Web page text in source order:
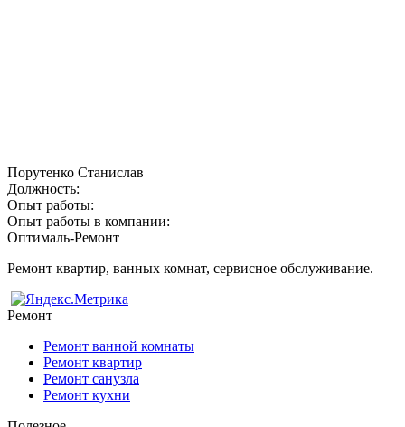
Порутенко Станислав
Должность:
Опыт работы:
Опыт работы в компании:
Оптималь-Ремонт
Ремонт квартир, ванных комнат, сервисное обслуживание.
Ремонт
Ремонт ванной комнаты
Ремонт квартир
Ремонт санузла
Ремонт кухни